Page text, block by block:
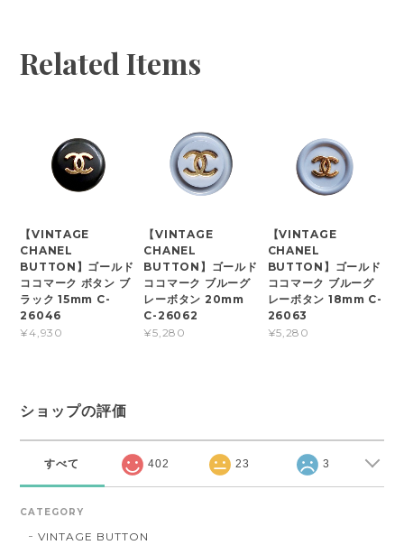
Related Items
【VINTAGE
CHANEL
BUTTON】ゴールド
ココマーク ボタン ブ
ラック 15mm C-
26046
¥4,930
【VINTAGE
CHANEL
BUTTON】ゴールド
ココマーク ブルーグ
レーボタン 20mm
C-26062
¥5,280
【VINTAGE
CHANEL
BUTTON】ゴールド
ココマーク ブルーグ
レーボタン 18mm C-
26063
¥5,280
ショップの評価
すべて 402 23 3
CATEGORY
VINTAGE BUTTON